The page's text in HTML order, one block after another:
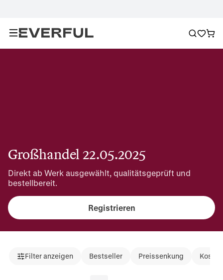
Großhandel 22.05.2025
Direkt ab Werk ausgewählt, qualitätsgeprüft und
bestellbereit.
Registrieren
Filter anzeigen Bestseller Preissenkung